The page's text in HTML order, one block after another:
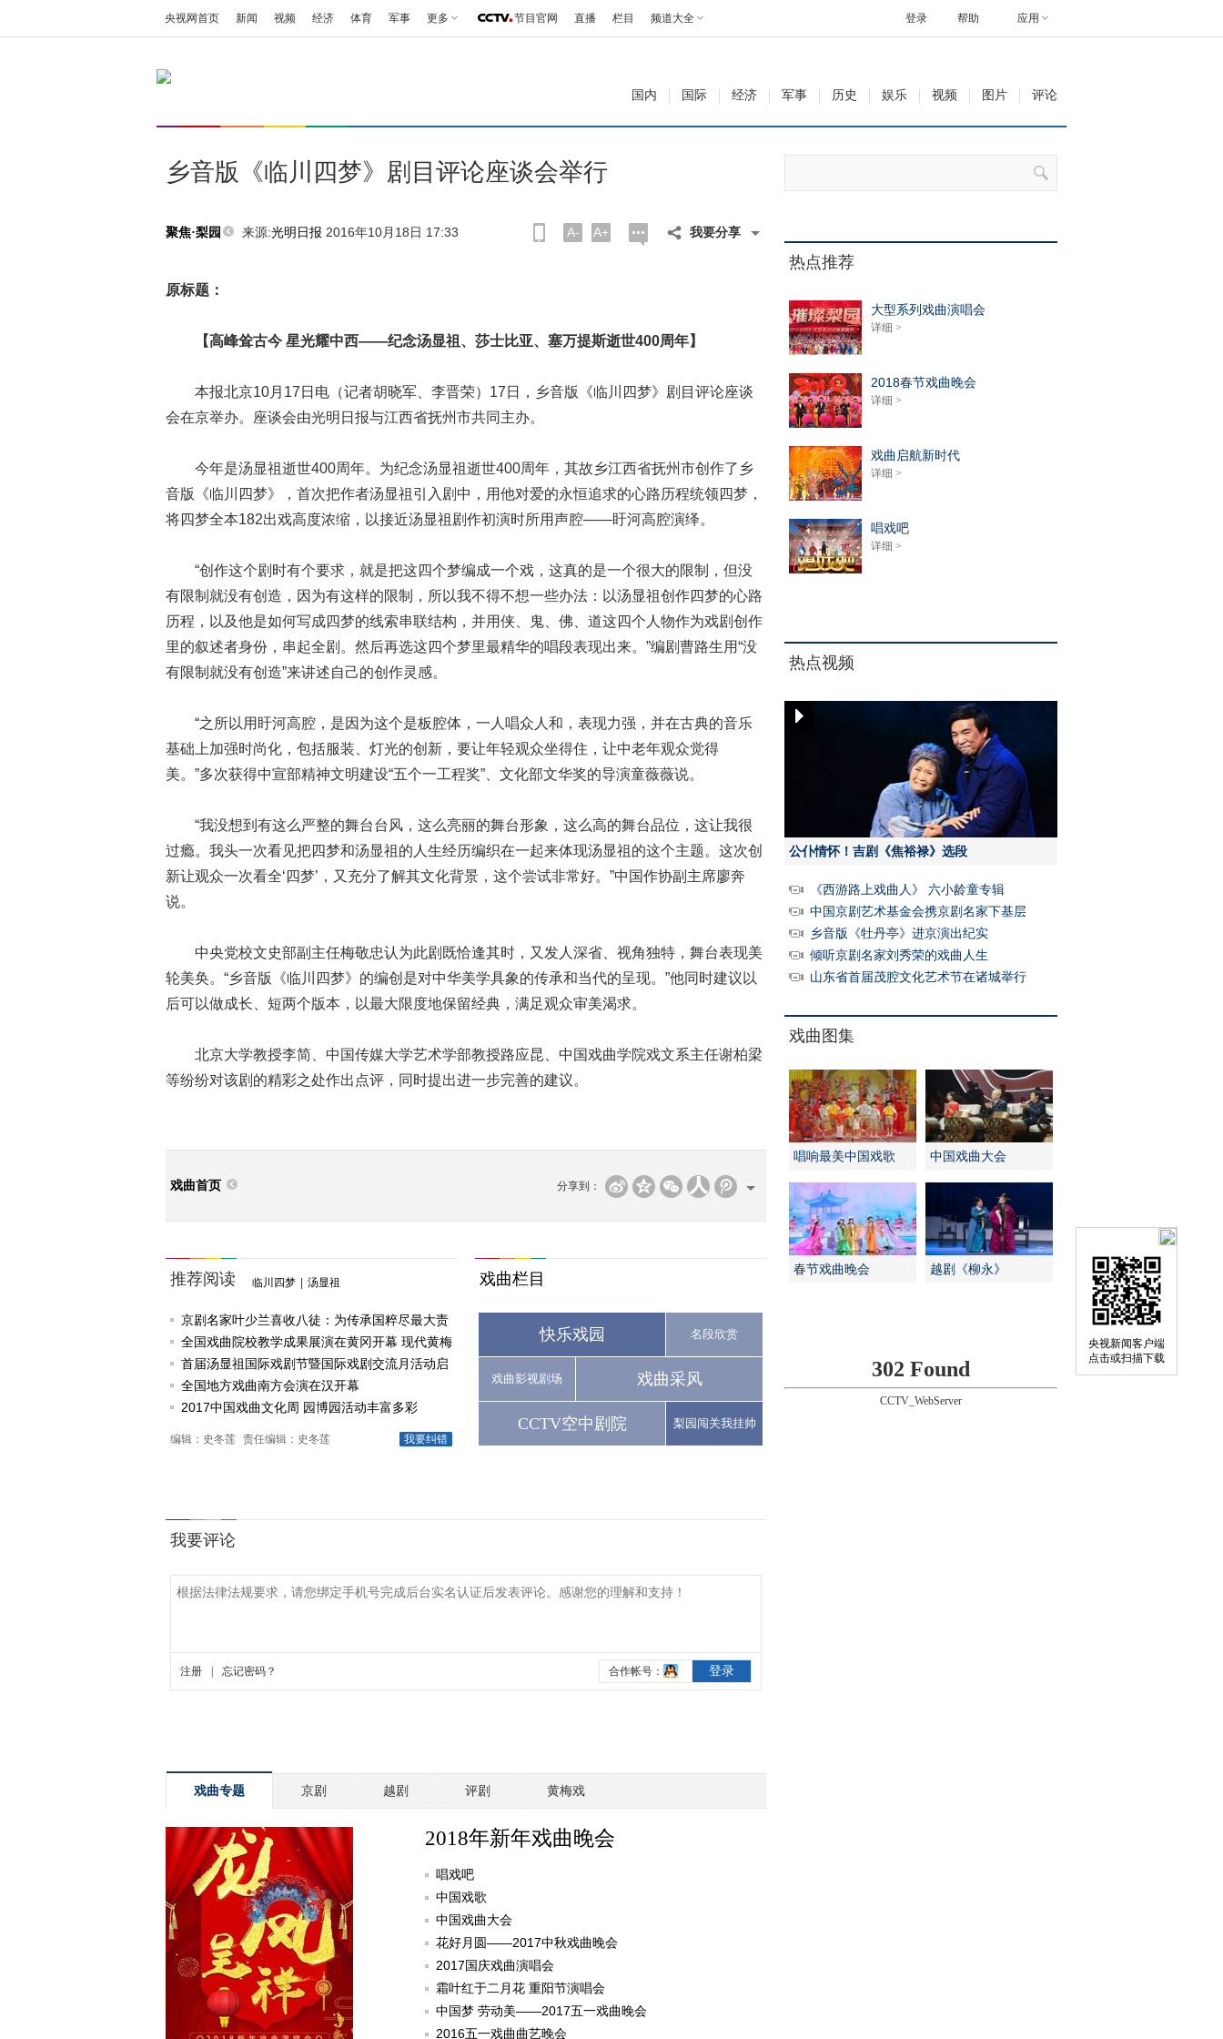
央视新闻客户端
点击或扫描下载
央视网首页 新闻 视频 经济 体育 军事 更多 节目官网 直播 栏目 频道大全 帮助 应用
登录
国内 国际 经济 军事 历史 娱乐 视频 图片 评论
乡音版《临川四梦》剧目评论座谈会举行
聚焦·梨园 来源:光明日报 2016年10月18日 17:33 A- A+ 我要分享
原标题：
【高峰耸古今 星光耀中西——纪念汤显祖、莎士比亚、塞万提斯逝世400周年】
本报北京10月17日电（记者胡晓军、李晋荣）17日，乡音版《临川四梦》剧目评论座谈
会在京举办。座谈会由光明日报与江西省抚州市共同主办。
今年是汤显祖逝世400周年。为纪念汤显祖逝世400周年，其故乡江西省抚州市创作了乡
音版《临川四梦》，首次把作者汤显祖引入剧中，用他对爱的永恒追求的心路历程统领四梦，
将四梦全本182出戏高度浓缩，以接近汤显祖剧作初演时所用声腔——盱河高腔演绎。
“创作这个剧时有个要求，就是把这四个梦编成一个戏，这真的是一个很大的限制，但没
有限制就没有创造，因为有这样的限制，所以我不得不想一些办法：以汤显祖创作四梦的心路
历程，以及他是如何写成四梦的线索串联结构，并用侠、鬼、佛、道这四个人物作为戏剧创作
里的叙述者身份，串起全剧。然后再选这四个梦里最精华的唱段表现出来。”编剧曹路生用“没
有限制就没有创造”来讲述自己的创作灵感。
“之所以用盱河高腔，是因为这个是板腔体，一人唱众人和，表现力强，并在古典的音乐
基础上加强时尚化，包括服装、灯光的创新，要让年轻观众坐得住，让中老年观众觉得
美。”多次获得中宣部精神文明建设“五个一工程奖”、文化部文华奖的导演童薇薇说。
“我没想到有这么严整的舞台台风，这么亮丽的舞台形象，这么高的舞台品位，这让我很
过瘾。我头一次看见把四梦和汤显祖的人生经历编织在一起来体现汤显祖的这个主题。这次创
新让观众一次看全‘四梦’，又充分了解其文化背景，这个尝试非常好。”中国作协副主席廖奔
说。
中央党校文史部副主任梅敬忠认为此剧既恰逢其时，又发人深省、视角独特，舞台表现美
轮美奂。“乡音版《临川四梦》的编创是对中华美学具象的传承和当代的呈现。”他同时建议以
后可以做成长、短两个版本，以最大限度地保留经典，满足观众审美渴求。
北京大学教授李简、中国传媒大学艺术学部教授路应昆、中国戏曲学院戏文系主任谢柏梁
等纷纷对该剧的精彩之处作出点评，同时提出进一步完善的建议。
戏曲首页 分享到：
推荐阅读 临川四梦 汤显祖
京剧名家叶少兰喜收八徒：为传承国粹尽最大责
任
全国戏曲院校教学成果展演在黄冈开幕 现代黄梅
戏《槐花谣》倾情..
首届汤显祖国际戏剧节暨国际戏剧交流月活动启
动
全国地方戏曲南方会演在汉开幕
2017中国戏曲文化周 园博园活动丰富多彩
我要纠错
编辑：史冬莲 责任编辑：史冬莲
戏曲栏目
快乐戏园 名段欣赏
戏曲影视剧场 戏曲采风
CCTV空中剧院 梨园闯关我挂帅
戏曲专题 京剧 越剧 评剧 黄梅戏
2018年新年戏曲晚会
唱戏吧
中国戏歌
中国戏曲大会
花好月圆——2017中秋戏曲晚会
2017国庆戏曲演唱会
霜叶红于二月花 重阳节演唱会
中国梦 劳动美——2017五一戏曲晚会
2016五一戏曲曲艺晚会
热点推荐
大型系列戏曲演唱会
详细 >
2018春节戏曲晚会
详细 >
戏曲启航新时代
详细 >
唱戏吧
详细 >
热点视频
公仆情怀！吉剧《焦裕禄》选段
《西游路上戏曲人》 六小龄童专辑
中国京剧艺术基金会携京剧名家下基层
乡音版《牡丹亭》进京演出纪实
倾听京剧名家刘秀荣的戏曲人生
山东省首届茂腔文化艺术节在诸城举行
戏曲图集
唱响最美中国戏歌 中国戏曲大会
春节戏曲晚会 越剧《柳永》
302 Found
CCTV_WebServer